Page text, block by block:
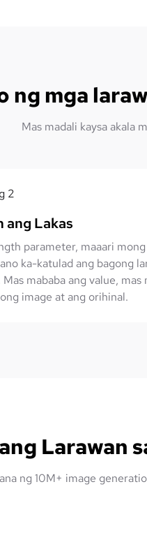
ng mga
Mas madali kaysa akala
2
ang Lakas
parameter, maaari
ka-katulad ang bagong
mababa ang value, mas
image at ang orihinal.
Larawan
ng 10M+ image